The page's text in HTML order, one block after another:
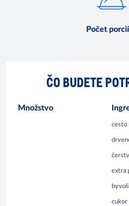
Počet porcií
ČO BUDETE
Množstvo
cesto
extra
cukor